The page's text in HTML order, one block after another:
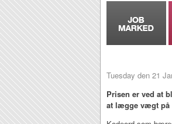
Tuesday den 21
Prisen er ved at
at lægge vægt på